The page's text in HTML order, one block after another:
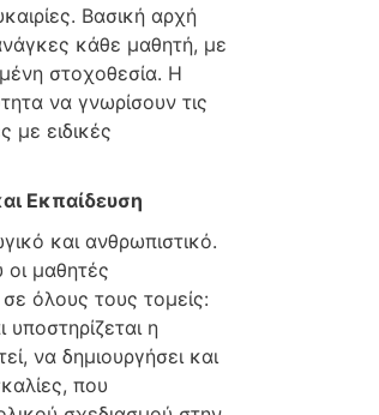
Βασική αρχή
κάθε μαθητή, με
στοχοθεσία. Η
να γνωρίσουν τις
με ειδικές
Εκπαίδευση
και ανθρωπιστικό.
μαθητές
όλους τους τομείς:
η
να δημιουργήσει και
που